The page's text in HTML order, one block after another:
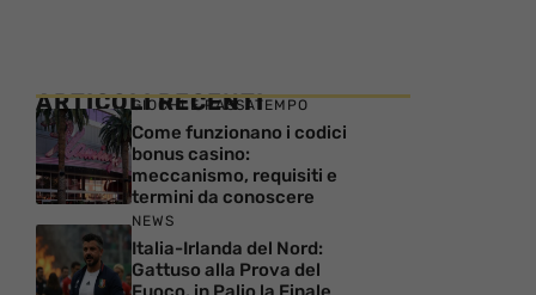
ARTICOLI RECENTI
GIOCHI E PASSATEMPO
Come funzionano i codici
bonus casino:
meccanismo, requisiti e
termini da conoscere
NEWS
Italia-Irlanda del Nord:
Gattuso alla Prova del